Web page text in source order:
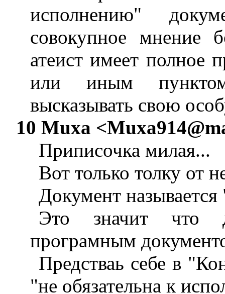
исполнению"
совокупное мнение
атеист имеет полное
или иным
высказывать свою
10 Muxa <
Приписочка милая...
Вот только толку от
Документ
Это значит что
програмным
Предстваь себе в
"не обязательна к